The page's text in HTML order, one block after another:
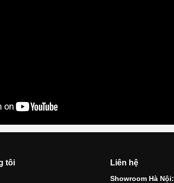
tôi Liên hệ
Showroom Hà Nội: